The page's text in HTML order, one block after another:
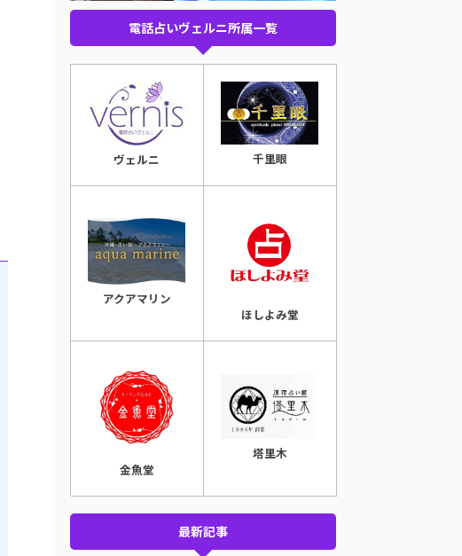
電話占いヴェルニ所属一覧
ヴェルニ 千里眼
アクアマリン
ほしよみ堂
金魚堂
塔里木
最新記事